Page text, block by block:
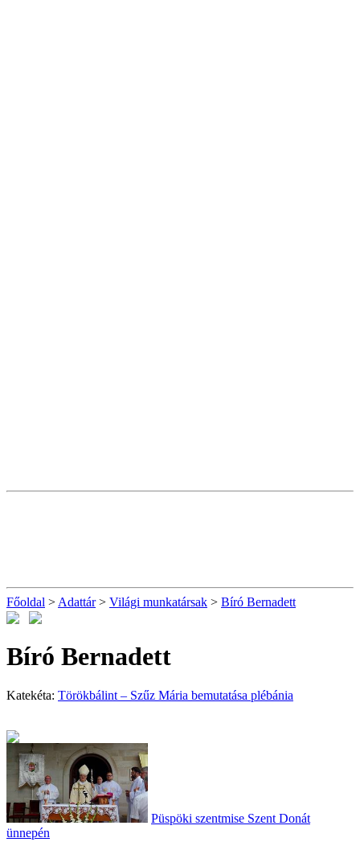
Főoldal > Adattár> Világi munkatársak > Bíró Bernadett
Bíró Bernadett
Katekéta: Törökbálint – Szűz Mária bemutatása plébánia
Püspöki szentmise Szent Donát
ünnepén